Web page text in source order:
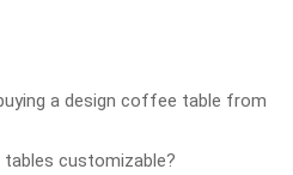
a design coffee table from
customizable?